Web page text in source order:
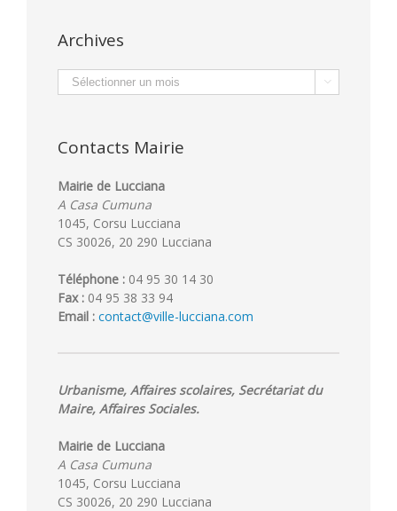
Archives
Archives 
Contacts Mairie
Mairie de Lucciana
A Casa Cumuna
1045, Corsu Lucciana
CS 30026, 20 290 Lucciana
Téléphone : 04 95 30 14 30
Fax : 04 95 38 33 94
Email : contact@ville-lucciana.com
Urbanisme, Affaires scolaires, Secrétariat du
Maire, Affaires Sociales.
Mairie de Lucciana
A Casa Cumuna
1045, Corsu Lucciana
CS 30026, 20 290 Lucciana